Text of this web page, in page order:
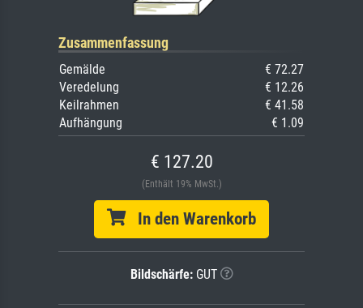
Zusammenfassung
Gemälde
€ 72.27
Veredelung
€ 12.26
Keilrahmen
€ 41.58
Aufhängung
€ 1.09
€ 127.20
(Enthält 19% MwSt.)
In den Warenkorb
Bildschärfe:GUT